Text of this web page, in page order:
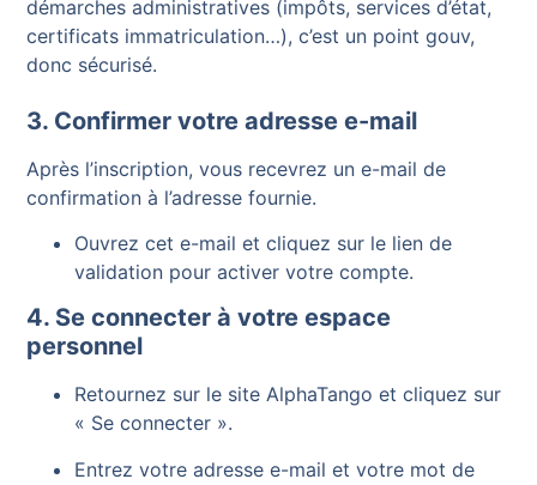
démarches administratives (impôts, services d’état,
certificats immatriculation…), c’est un point gouv,
donc sécurisé.
3. Confirmer votre adresse e-mail
Après l’inscription, vous recevrez un e-mail de
confirmation à l’adresse fournie.
Ouvrez cet e-mail et cliquez sur le lien de
validation pour activer votre compte.
4. Se connecter à votre espace
personnel
Retournez sur le site AlphaTango et cliquez sur
« Se connecter ».
Entrez votre adresse e-mail et votre mot de